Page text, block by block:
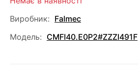
Виробник: Falmec
Модель: CMFI40.E0P2#ZZZI491F